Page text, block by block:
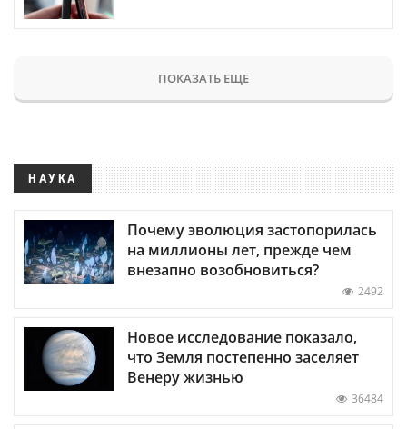
ПОКАЗАТЬ ЕЩЕ
НАУКА
Почему эволюция застопорилась
на миллионы лет, прежде чем
внезапно возобновиться?
2492
Новое исследование показало,
что Земля постепенно заселяет
Венеру жизнью
36484